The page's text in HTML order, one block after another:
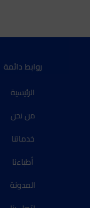
روابط دائمة
الرئيسية
من نحن
خدماتنا
أطباءنا
المدونة